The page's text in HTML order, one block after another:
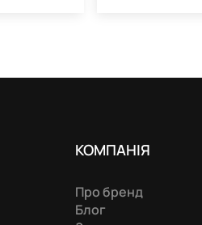
КОМПАНIЯ
Про бренд
Блог